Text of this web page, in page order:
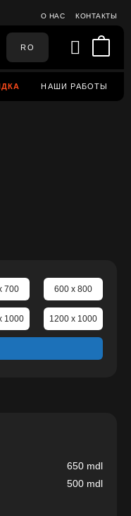
О НАС КОНТАКТЫ
RO
НАШИ РАБОТЫ
700 600 x 800
1000 1200 x 1000
650 mdl
500 mdl